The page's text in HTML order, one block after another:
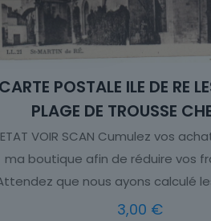
CARTE POSTALE ILE DE RE
PLAGE DE TROUSSE
ETAT VOIR SCAN Cumulez vos
ma boutique afin de réduire vos
que nous ayons calculé
3,00 €